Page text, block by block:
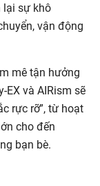
lại sự khô
vận động
mê tận hưởng
EX và AIRism sẽ
rực rỡ”, từ hoạt
cho đến
bạn bè.